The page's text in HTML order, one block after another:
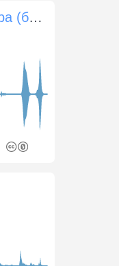
Вытаскивание экрана проектора (быстро)